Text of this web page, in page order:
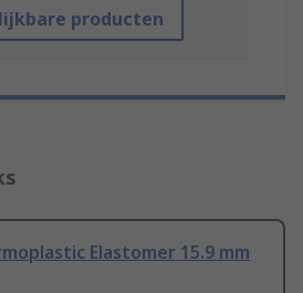
producten
Elastomer 15.9 mm